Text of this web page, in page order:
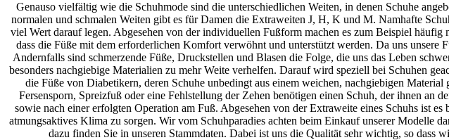
Genauso vielfältig wie die Schuhmode sind die unterschiedlichen Weiten, in denen Schuhe
normalen und schmalen Weiten gibt es für Damen die Extraweiten J, H, K und M. Namhafte
viel Wert darauf legen. Abgesehen von der individuellen Fußform machen es zum Beispiel
dass die Füße mit dem erforderlichen Komfort verwöhnt und unterstützt werden. Da uns unsere
Andernfalls sind schmerzende Füße, Druckstellen und Blasen die Folge, die uns das Leben
besonders nachgiebige Materialien zu mehr Weite verhelfen. Darauf wird speziell bei Schuhen
die Füße von Diabetikern, deren Schuhe unbedingt aus einem weichen, nachgiebigen
Fersensporn, Spreizfuß oder eine Fehlstellung der Zehen benötigen einen Schuh, der ihnen an
sowie nach einer erfolgten Operation am Fuß. Abgesehen von der Extraweite eines Schuhs ist
atmungsaktives Klima zu sorgen. Wir vom Schuhparadies achten beim Einkauf unserer Modelle
dazu finden Sie in unseren Stammdaten. Dabei ist uns die Qualität sehr wichtig, so